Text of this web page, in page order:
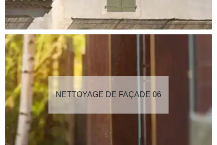
NETTOYAGE DE FAÇADE 06